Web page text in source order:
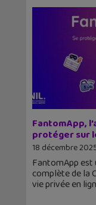
FantomApp,
protéger sur
18 décembre
FantomApp
complète de la
vie privée en